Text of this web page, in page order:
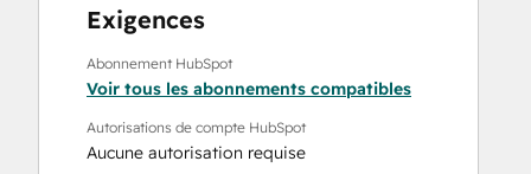
Exigences
Abonnement HubSpot
Voir tous les abonnements compatibles
Autorisations de compte HubSpot
Aucune autorisation requise